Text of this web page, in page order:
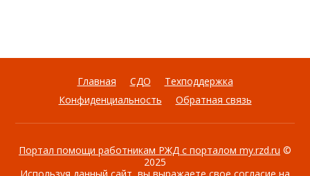
Главная СДО
Техподдержка
Конфиденциальность
Обратная связь
Портал помощи работникам РЖД с порталом my.rzd.ru ©
2025